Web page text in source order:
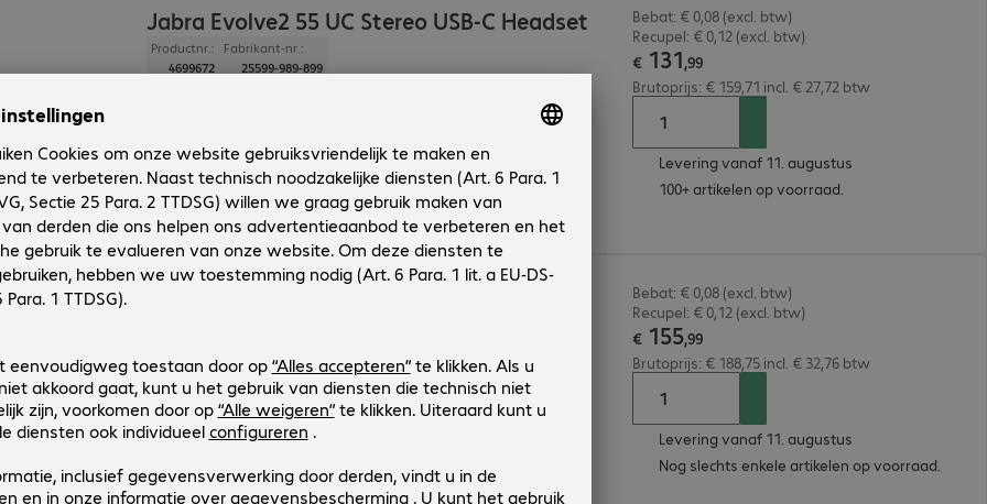
Jabra Evolve2 55 UC Stereo USB-C Headset
Productnr.:
4699672
Fabrikant-nr.:
25599-989-899
Aansluitingen :1 x USB-C
Draagstijl:Voor beide oren
Bebat: € 0,08 (excl. btw)
Recupel: € 0,12 (excl. btw)
€ 131,99
Brutoprijs: € 159,71 incl. € 27,72 btw
Levering vanaf 11. augustus
100+ artikelen op voorraad.
Uitvoering:Europa
Toepassing :PC, Notebook
Verbinding:draadloos
Aansluitingen:1 x USB-C
Bebat: € 0,08 (excl. btw)
Recupel: € 0,12 (excl. btw)
€ 155,99
Brutoprijs: € 188,75 incl. € 32,76 btw
Levering vanaf 11. augustus
Nog slechts enkele artikelen op voorraad.